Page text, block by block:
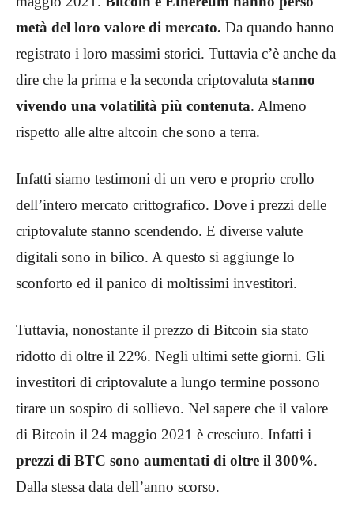
metà del loro valore di mercato. Da quando hanno
registrato i loro massimi storici. Tuttavia c’è anche da
dire che la prima e la seconda criptovaluta stanno
vivendo una volatilità più contenuta. Almeno
rispetto alle altre altcoin che sono a terra.
Infatti siamo testimoni di un vero e proprio crollo
dell’intero mercato crittografico. Dove i prezzi delle
criptovalute stanno scendendo. E diverse valute
digitali sono in bilico. A questo si aggiunge lo
sconforto ed il panico di moltissimi investitori.
Tuttavia, nonostante il prezzo di Bitcoin sia stato
ridotto di oltre il 22%. Negli ultimi sette giorni. Gli
investitori di criptovalute a lungo termine possono
tirare un sospiro di sollievo. Nel sapere che il valore
di Bitcoin il 24 maggio 2021 è cresciuto. Infatti i
prezzi di BTC sono aumentati di oltre il 300%.
Dalla stessa data dell’anno scorso.